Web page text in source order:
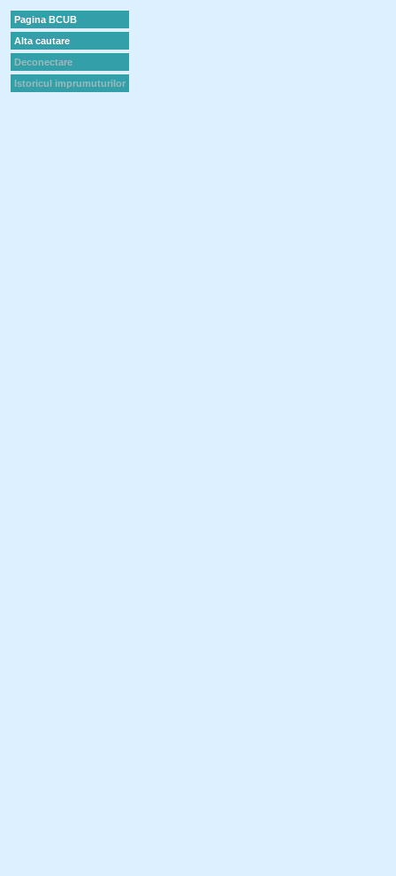
Pagina BCUB
Alta cautare
Deconectare
Istoricul imprumuturilor